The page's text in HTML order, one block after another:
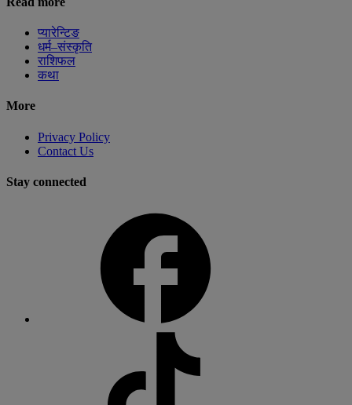
प्यारेन्टिङ
धर्म–संस्कृति
राशिफल
कथा
More
Privacy Policy
Contact Us
Stay connected